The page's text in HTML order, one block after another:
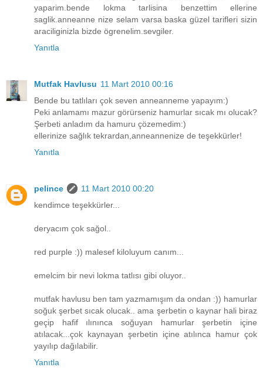
yaparim.bende lokma tarlisina benzettim ellerine
saglik.anneanne nize selam varsa baska güzel tarifleri sizin
araciliginizla bizde ögrenelim.sevgiler.
Yanıtla
Mutfak Havlusu 11 Mart 2010 00:16
Bende bu tatlıları çok seven anneanneme yapayım:)
Peki anlamamı mazur görürseniz hamurlar sıcak mı olucak?
Şerbeti anladım da hamuru çözemedim:)
ellerinize sağlık tekrardan,anneannenize de teşekkürler!
Yanıtla
pelince
11 Mart 2010 00:20
kendimce teşekkürler...
deryacım çok sağol..
red purple :)) malesef kiloluyum canım...
emelcim bir nevi lokma tatlısı gibi oluyor..
mutfak havlusu ben tam yazmamışım da ondan :)) hamurlar
soğuk şerbet sıcak olucak.. ama şerbetin o kaynar hali biraz
geçip hafif ılınınca soğuyan hamurlar şerbetin içine
atılacak...çok kaynayan şerbetin içine atılınca hamur çok
yayılıp dağılabilir.
Yanıtla